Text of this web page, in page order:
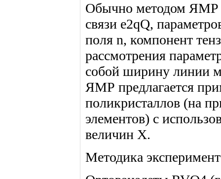
Обычно методом ЯМР
связи e2qQ,
поля n, компонент
рассмотрения
собой ширину линии
ЯМР предлагается
поликристаллов (на
элементов) с
величин X.
Методика